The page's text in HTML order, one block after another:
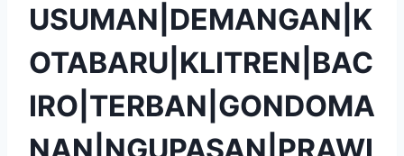
USUMAN|DEMANGAN|K
OTABARU|KLITREN|BAC
IRO|TERBAN|GONDOMA